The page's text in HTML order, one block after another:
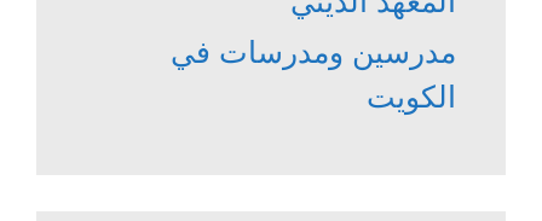
مدرسين ومدرسات في
الكويت